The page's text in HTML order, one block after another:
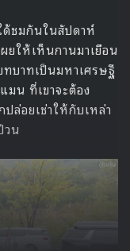
ด้ชมกันในสัปดาห์
ยให้เห็นกานมาเยือน
ทบาทเป็นมหาเศรษฐี
น ที่เขาจะต้อง
ล่อยเช่าให้กับเหล่า
วน